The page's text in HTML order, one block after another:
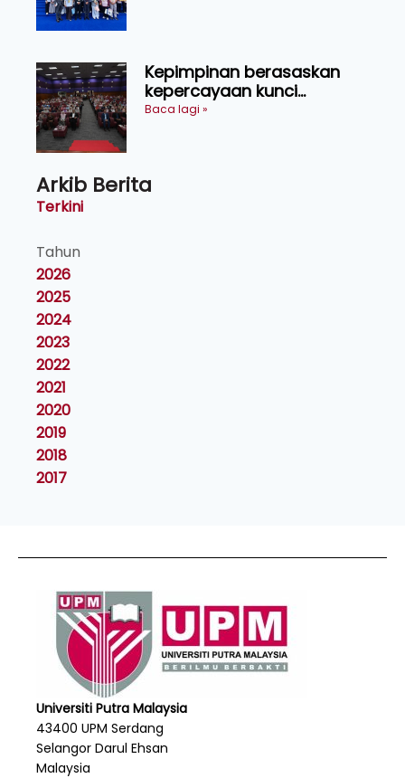
Kepimpinan berasaskan
kepercayaan kunci
kecemerlangan institusi -
Baca lagi »
Arkib Berita
Terkini
Tahun
2026
2025
2024
2023
2022
2021
2020
2019
2018
2017
Universiti Putra Malaysia
43400 UPM Serdang
Selangor Darul Ehsan
Malaysia